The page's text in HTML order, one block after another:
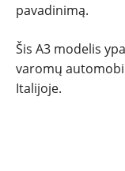
pavadinimą.
Šis A3 modelis
varomų
Italijoje.